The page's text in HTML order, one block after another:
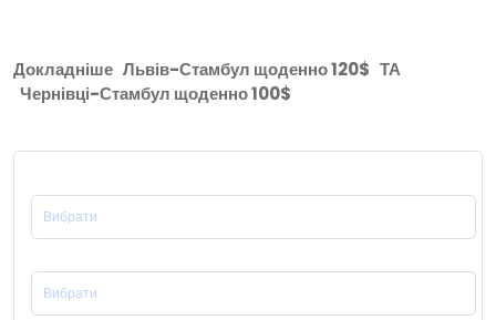
Докладніше Львів-Стамбул щоденно 120$ ТА
Чернівці-Стамбул щоденно 100$